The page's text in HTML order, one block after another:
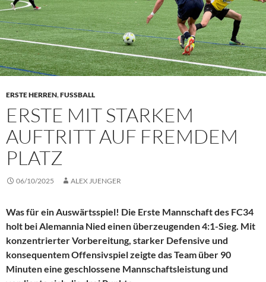
ERSTE HERREN,FUSSBALL
ERSTE MIT STARKEM
AUFTRITT AUF FREMDEM
PLATZ
06/10/2025 ALEX JUENGER
Was für ein Auswärtsspiel! Die Erste Mannschaft des FC34
holt bei Alemannia Nied einen überzeugenden 4:1-Sieg. Mit
konzentrierter Vorbereitung, starker Defensive und
konsequentem Offensivspiel zeigte das Team über 90
Minuten eine geschlossene Mannschaftsleistung und